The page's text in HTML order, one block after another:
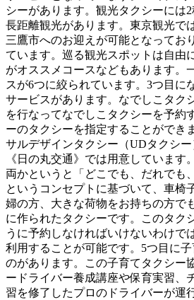
シーがあります。観光タクシーには
長距離観光があります。東京観光で
三鷹市へのお迎えが可能となってお
ています。巡る観光スポットは自由
がオススメコースなどもあります。
スが6つに絞られています。3つ目に
サービスがあります。なでしこタク
を行なってなでしこタクシーを予約
ーのタクシーを指定することができ
サルデザインタクシー（UDタクシ
《日の丸交通》では用意しています
両かというと「どこでも、だれでも
というコンセプトに基づいて、車椅
婦の方、大きな荷物をお持ちの方で
に作られたタクシーです。このタク
うに予約しなければいけないわけで
利用することが可能です。5つ目に
のがあります。この子育てタクシー
ードライバー養成講座や保育実習、
習を修了したプロのドライバーが運